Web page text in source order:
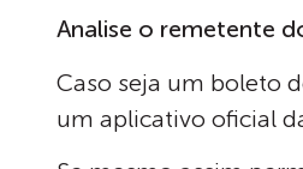
Analise o remetente
Caso seja um boleto
um aplicativo oficial